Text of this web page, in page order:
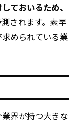
ておいるため、
されます。素早
められている業
界が持つ大きな